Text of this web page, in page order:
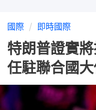
國際 即時國際
特朗普證實
任駐聯合國